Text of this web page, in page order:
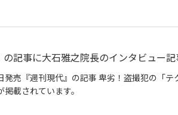
の記事に大石雅之院長のインタビュー
発売『週刊現代』の記事 卑劣！盗撮犯の「
載されています。